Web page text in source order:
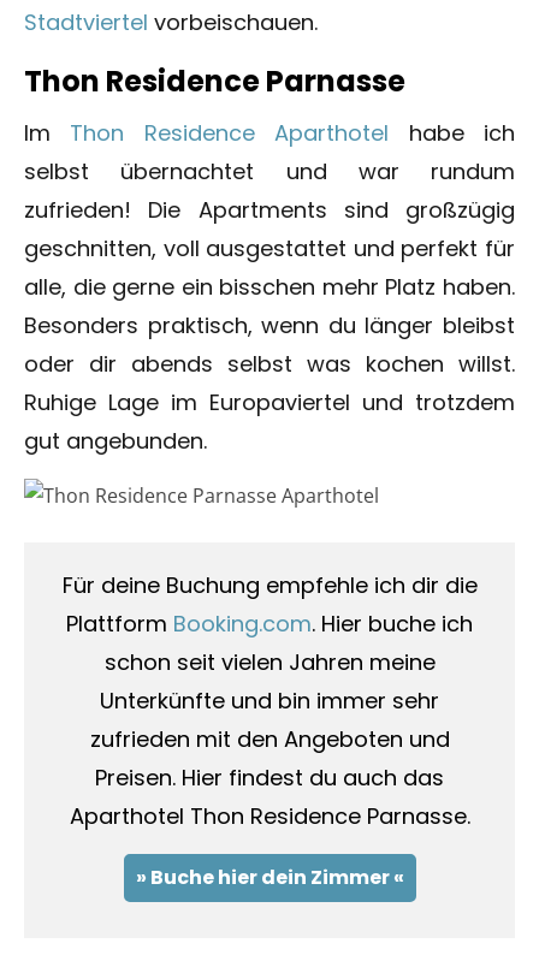
Stadtviertel vorbeischauen.
Thon Residence Parnasse
Im Thon Residence Aparthotel habe ich
selbst übernachtet und war rundum
zufrieden! Die Apartments sind großzügig
geschnitten, voll ausgestattet und perfekt für
alle, die gerne ein bisschen mehr Platz haben.
Besonders praktisch, wenn du länger bleibst
oder dir abends selbst was kochen willst.
Ruhige Lage im Europaviertel und trotzdem
gut angebunden.
Für deine Buchung empfehle ich dir die
Plattform Booking.com. Hier buche ich
schon seit vielen Jahren meine
Unterkünfte und bin immer sehr
zufrieden mit den Angeboten und
Preisen. Hier findest du auch das
Aparthotel Thon Residence Parnasse.
» Buche hier dein Zimmer «